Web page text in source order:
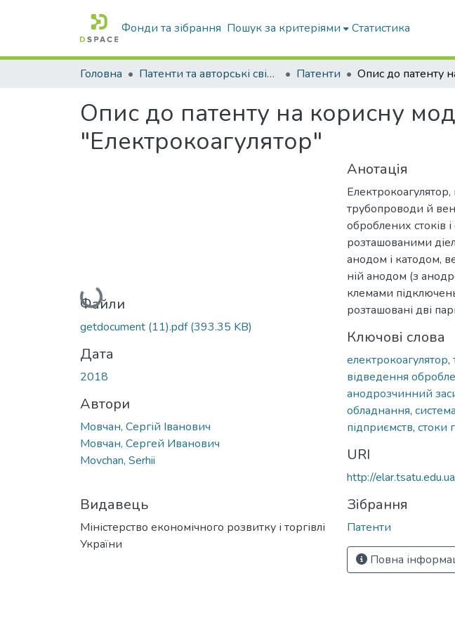
Фонди та зібрання Пошук за критеріями Статистика
Головна Патенти та авторські свідоцтва Патенти
Опис до патенту на корисну
"Електрокоагулятор"
Вантажиться...
Файли
getdocument (11).pdf(393.35 KB)
Дата
2018
Автори
Мовчан, Сергій Іванович
Мовчан, Сергей Иванович
Movchan, Serhii
Видавець
Міністерство економічного розвитку і торгівлі
України
Анотація
трубопроводи й
оброблених стоків
розташованими
анодом і катодом,
ній анодом (з
клемами
розташовані дві
Ключові слова
електрокоагулятор,
відведення
анодрозчинний
обладнання,
підприємств, стоки
URI
http://
Зібрання
Патенти
Повна